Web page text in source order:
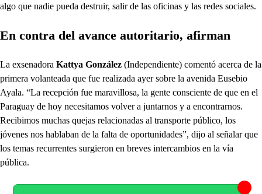
algo que nadie pueda destruir, salir de las oficinas y las redes sociales.
En contra del avance autoritario, afirman
La exsenadora Kattya González (Independiente) comentó acerca de la
primera volanteada que fue realizada ayer sobre la avenida Eusebio
Ayala. “La recepción fue maravillosa, la gente consciente de que en el
Paraguay de hoy necesitamos volver a juntarnos y a encontrarnos.
Recibimos muchas quejas relacionadas al transporte público, los
jóvenes nos hablaban de la falta de oportunidades”, dijo al señalar que
los temas recurrentes surgieron en breves intercambios en la vía
pública.